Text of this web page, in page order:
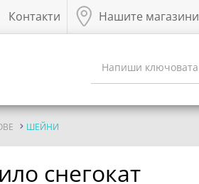
Контакти Нашите магазини
ШЕЙНИ
снегокат